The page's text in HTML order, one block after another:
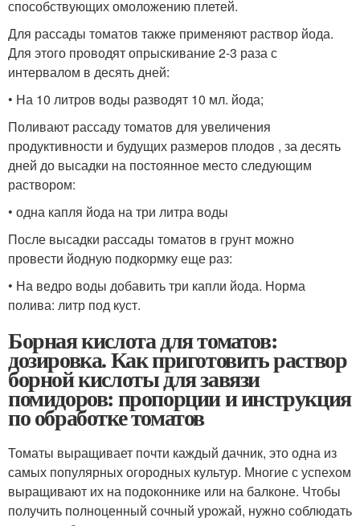
способствующих омоложению плетей.
Для рассады томатов также применяют раствор йода.
Для этого проводят опрыскивание 2-3 раза с
интервалом в десять дней:
• На 10 литров воды разводят 10 мл. йода;
Поливают рассаду томатов для увеличения
продуктивности и будущих размеров плодов , за десять
дней до высадки на постоянное место следующим
раствором:
• одна капля йода на три литра воды
После высадки рассады томатов в грунт можно
провести йодную подкормку еще раз:
• На ведро воды добавить три капли йода. Норма
полива: литр под куст.
Борная кислота для томатов:
дозировка. Как приготовить раствор
борной кислоты для завязи
помидоров: пропорции и инструкция
по обработке томатов
Томаты выращивает почти каждый дачник, это одна из
самых популярных огородных культур. Многие с успехом
выращивают их на подоконнике или на балконе. Чтобы
получить полноценный сочный урожай, нужно соблюдать